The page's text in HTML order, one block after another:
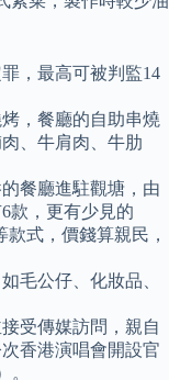
，最高可被判監14
，餐廳的自助串燒
、牛肩肉、牛肋
餐廳進駐觀塘，由
款，更有少見的
式，價錢算親民，
毛公仔、化妝品、
受傳媒訪問，親自
香港演唱會開設官
。